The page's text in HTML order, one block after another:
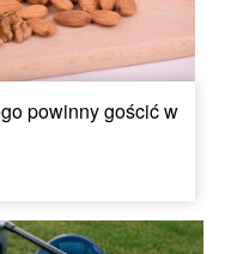
powinny gościć w